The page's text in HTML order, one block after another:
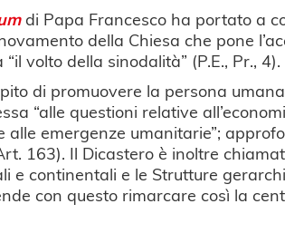
di Papa Francesco ha portato a
della Chiesa che pone
volto della sinodalità” (P.E., Pr., 4).
di promuovere la persona
“alle questioni relative
emergenze umanitarie”;
163). Il Dicastero è inoltre
e continentali e le Strutture
con questo rimarcare così la